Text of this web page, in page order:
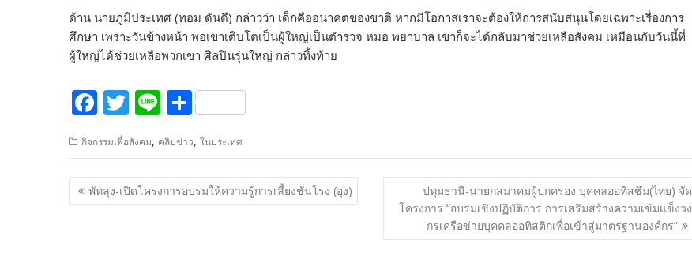
ด้าน นายภูมิประเทศ (ทอม ดันดี) กล่าวว่า เด็กคืออนาคตของขาติ หากมีโอกาสเราจะต้องให้การสนับสนุนโดยเฉพาะเรื่องการ
ศึกษา เพราะวันข้างหน้า พอเขาเติบโตเป็นผู้ใหญ่เป็นตำรวจ หมอ พยาบาล เขาก็จะได้กลับมาช่วยเหลือสังคม เหมือนกับวันนี้ที่
ผู้ใหญ่ได้ช่วยเหลือพวกเขา ศิลปินรุ่นใหญ่ กล่าวทิ้งท้าย
F
ac
e
b
o
T
itt
er
Li
e
S
h
ar
e
กิจกรรมเพื่อสังคม, คลิปข่าว, ในประเทศ
แนะแนว
เรื่อง
พัทลุง-เปิดโครงการอบรมให้ความรู้การเลี้ยงชันโรง (อุง)
ปทุมธานี-นายกสมาคมผู้ปกครอง บุคคลออทิสซึม(ไทย) จัด
โครงการ “อบรมเชิงปฏิบัติการ การเสริมสร้างความเข้มแข็งวง
กรเครือข่ายบุคคลออทิสติกเพื่อเข้าสู่มาตรฐานองค์กร”